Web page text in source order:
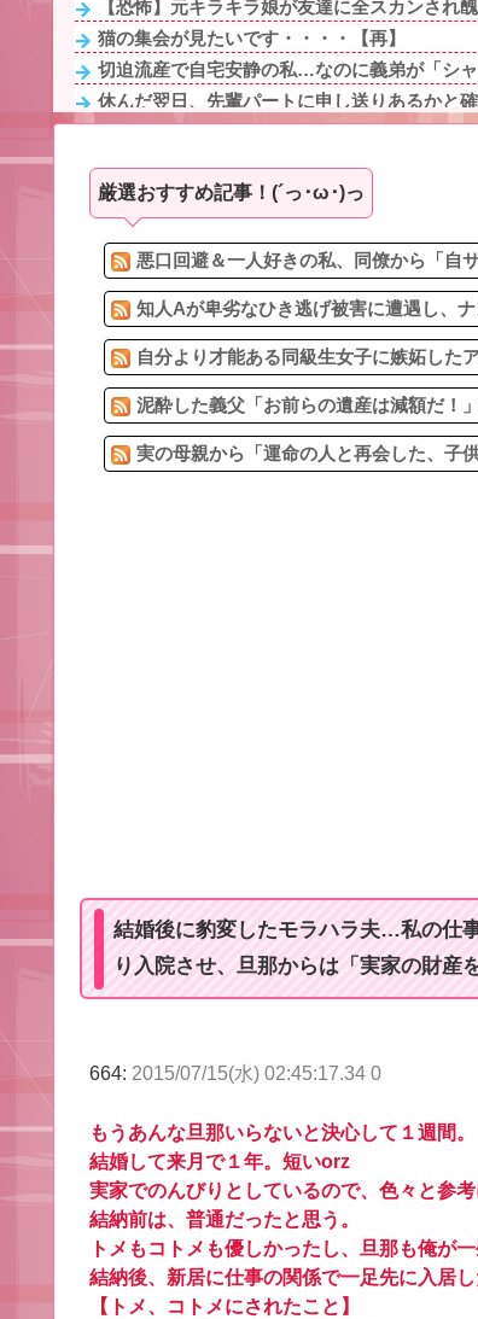
【恐怖】元キラキラ娘が友達に全スカンされ
猫の集会が見たいです・・・・【再】
切迫流産で自宅安静の私…なのに義弟が「シ
休んだ翌日、先輩パートに申し送りあるかと
休んだ翌日、先輩パートに申し送りあるかと
住宅街を歩いていたら小１女児に泣きながら
妊娠５ヶ月の私、義実家に呼ばれて行ってき
ウトメに卵入りのお菓子などを食べさせられ
厳選おすすめ記事！(´っ･ω･)っ
悪口回避＆一人好きの私、同僚から「自
知人Aが卑劣なひき逃げ被害に遭遇し、
自分より才能ある同級生女子に嫉妬した
泥酔した義父「お前らの遺産は減額だ！
実の母親から「運命の人と再会した、子
結婚後に豹変したモラハラ夫…私の仕
り入院させ、旦那からは「実家の財
664: 2015/07/15(水) 02:45:17.34 0
もうあんな旦那いらないと決心して１週間。
結婚して来月で１年。短いorz
実家でのんびりとしているので、色々と参
結納前は、普通だったと思う。
トメもコトメも優しかったし、旦那も俺が
結納後、新居に仕事の関係で一足先に入居し
【トメ、コトメにされたこと】